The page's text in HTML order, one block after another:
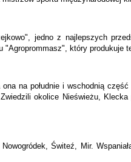
jedno z najlepszych
"Agroprommasz", który produkuje
na południe i wschodnią
okolice Nieświeżu, Klecka
Świteź, Mir.